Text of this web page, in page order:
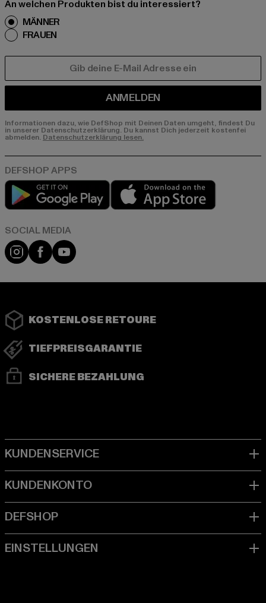
An welchen Produkten bist du interessiert?
MÄNNER
FRAUEN
ANMELDEN
Informationen dazu, wie DefShop mit Deinen Daten umgeht, findest Du
in unserer Datenschutzerklärung. Du kannst Dich jederzeit kostenfei
abmelden. Datenschutzerklärung lesen.
Play market
Instagram
FacebookYouTube
KOSTENLOSE RETOURE
TIEFPREISGARANTIE
SICHERE BEZAHLUNG